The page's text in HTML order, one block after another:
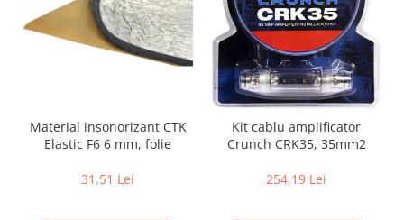
Material insonorizant CTK
Elastic F6 6 mm, folie
31,51 Lei
Kit cablu amplificator
Crunch CRK35, 35mm2
254,19 Lei